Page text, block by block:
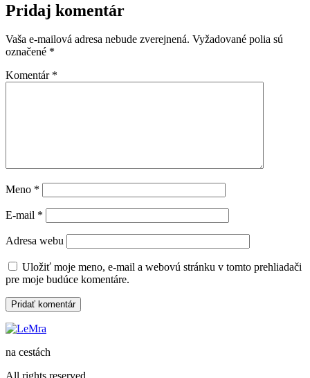
Pridaj komentár
Vaša e-mailová adresa nebude zverejnená. Vyžadované polia sú
označené *
Komentár *
Meno *
E-mail *
Adresa webu
Uložiť moje meno, e-mail a webovú stránku v tomto prehliadači
pre moje budúce komentáre.
na cestách